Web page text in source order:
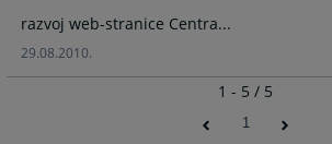
razvoj web-stranice Centra...
29.08.2010.
1 - 5 / 5
1